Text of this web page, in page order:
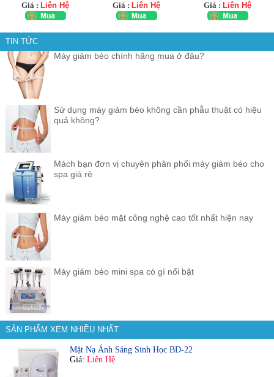
Giá : Liên Hệ Giá : Liên Hệ Giá : Liên Hệ
TIN TỨC
Máy giảm béo chính hãng mua ở đâu?
Sử dụng máy giảm béo không cần phẫu thuật có hiệu
quả không?
Mách bạn đơn vị chuyên phân phối máy giảm béo cho
spa giá rẻ
Máy giảm béo mặt công nghệ cao tốt nhất hiện nay
Máy giảm béo mini spa có gì nổi bật
SẢN PHẨM XEM NHIỀU NHẤT
Mặt Nạ Ánh Sáng Sinh Học BD-22
Giá: Liên Hệ